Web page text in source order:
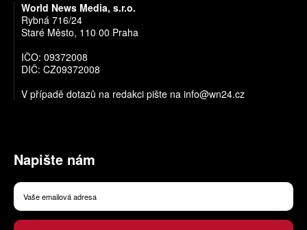
World News Media, s.r.o.
Rybná 716/24
Staré Město, 110 00 Praha
IČO: 09372008
DIČ: CZ09372008
V případě dotazů na redakci pište na info@wn24.cz
Napište nám